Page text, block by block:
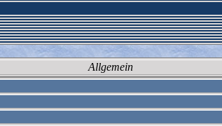
Allgemein